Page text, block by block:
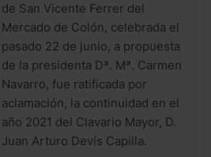
de San Vicente Ferrer del
Mercado de Colón, celebrada el
pasado 22 de junio, a propuesta
de la presidenta Dª. Mª. Carmen
Navarro, fue ratificada por
aclamación, la continuidad en el
año 2021 del Clavario Mayor, D.
Juan Arturo Devís Capilla.